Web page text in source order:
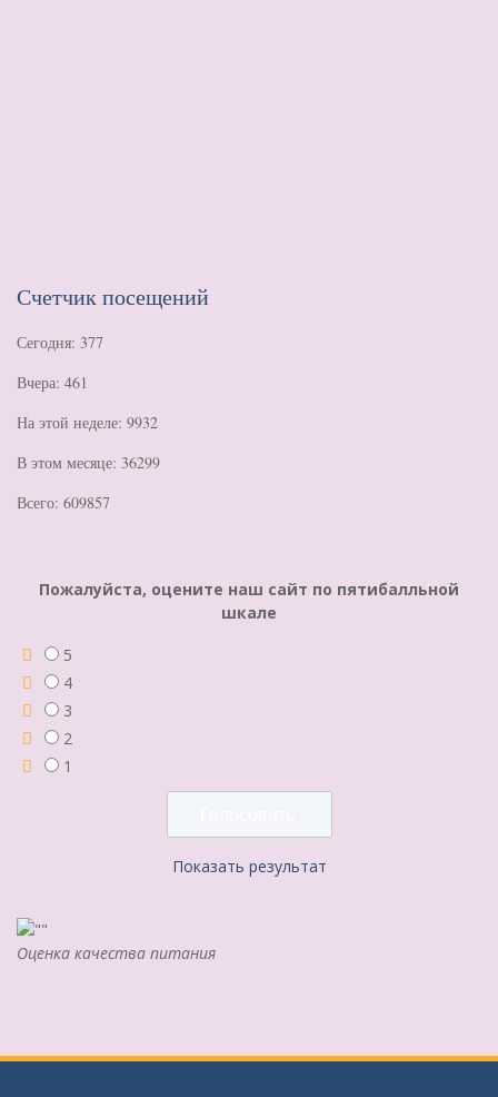
Счетчик посещений
Сегодня: 377
Вчера: 461
На этой неделе: 9932
В этом месяце: 36299
Всего: 609857
Пожалуйста, оцените наш сайт по пятибалльной
шкале
5
4
3
2
1
Показать результат
Оценка качества питания